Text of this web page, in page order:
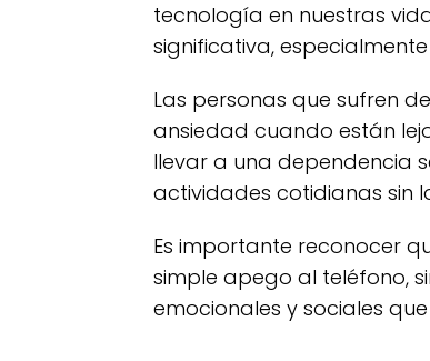
tecnología en nuestras
significativa,
Las personas que sufren
ansiedad cuando están
llevar a una dependencia
actividades cotidianas sin
Es importante reconocer
simple apego al teléfono,
emocionales y sociales